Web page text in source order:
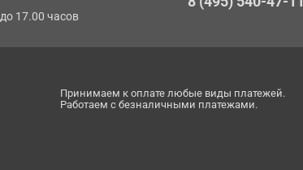
17.00 часов
Принимаем к оплате любые виды платежей.
Работаем с безналичными платежами.